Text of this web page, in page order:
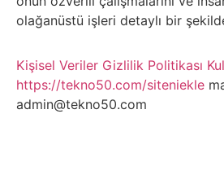
Çizgi
Film
olağanüstü işleri detaylı bir
Kişisel Veriler Gizlilik Politikası
https://tekno50.com/siteniekle
admin@tekno50.com